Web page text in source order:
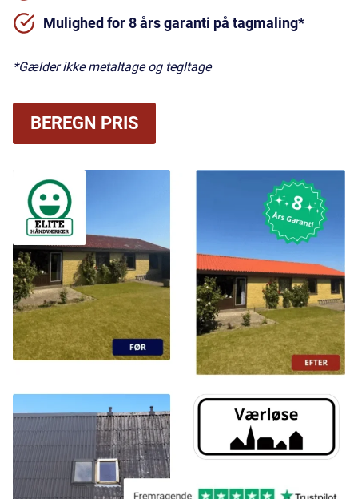
Mulighed for 8 års garanti på tagmaling*
*Gælder ikke metaltage og tegltage
BEREGN PRIS